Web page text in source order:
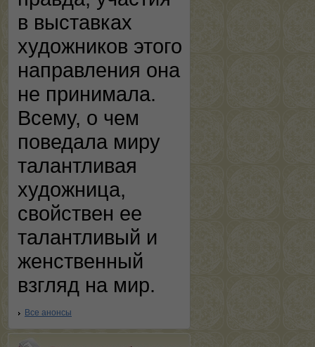
в выставках
художников этого
направления она
не принимала.
Всему, о чем
поведала миру
талантливая
художница,
свойствен ее
талантливый и
женственный
взгляд на мир.
Все анонсы